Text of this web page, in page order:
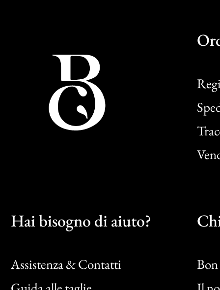
Hai bisogno di aiuto?
Assistenza & Contatti